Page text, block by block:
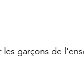
les garçons de